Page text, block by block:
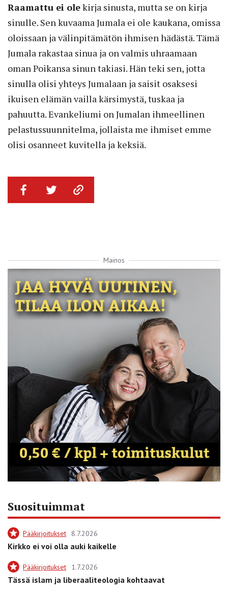
Raamattu ei olekirja sinusta, mutta se on kirja
sinulle. Sen kuvaama Jumala ei ole kaukana, omissa
oloissaan ja välinpitämätön ihmisen hädästä. Tämä
Jumala rakastaa sinua ja on valmis uhraamaan
oman Poikansa sinun takiasi. Hän teki sen, jotta
sinulla olisi yhteys Jumalaan ja saisit osaksesi
ikuisen elämän vailla kärsimystä, tuskaa ja
pahuutta. Evankeliumi on Jumalan ihmeellinen
pelastussuunnitelma, jollaista me ihmiset emme
olisi osanneet kuvitella ja keksiä.
Mainos
Suosituimmat
Pääkirjoitukset 8.7.2026
Kirkko ei voi olla auki kaikelle
Pääkirjoitukset 1.7.2026
Tässä islam ja liberaaliteologia kohtaavat